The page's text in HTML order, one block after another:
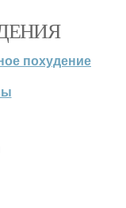
похудение